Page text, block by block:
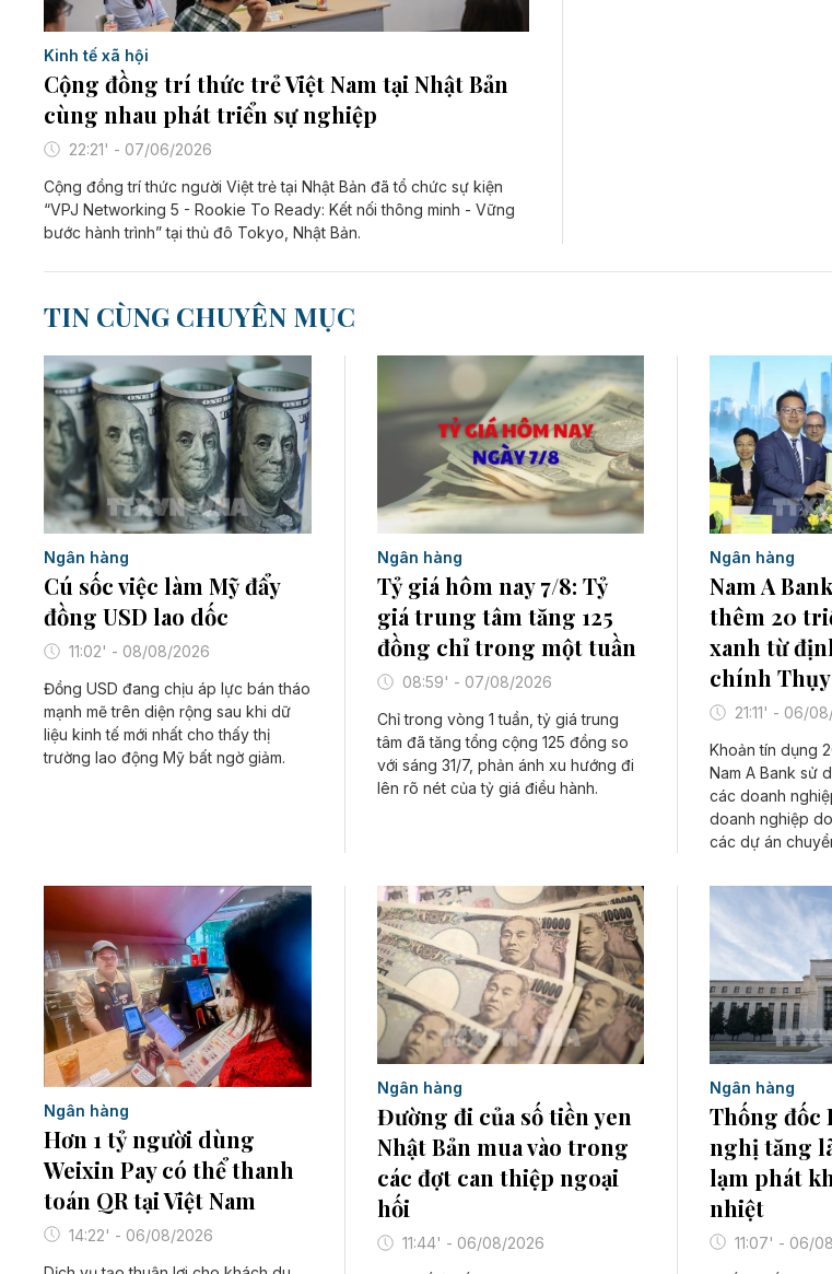
Kinh tế xã hội
Cộng đồng trí thức trẻ Việt Nam tại Nhật Bản
cùng nhau phát triển sự nghiệp
22:21' - 07/06/2026
Cộng đồng trí thức người Việt trẻ tại Nhật Bản đã tổ chức sự kiện
“VPJ Networking 5 - Rookie To Ready: Kết nối thông minh - Vững
bước hành trình” tại thủ đô Tokyo, Nhật Bản.
TIN CÙNG CHUYÊN MỤC
Ngân hàng
Cú sốc việc làm Mỹ đẩy
đồng USD lao dốc
11:02' - 08/08/2026
Đồng USD đang chịu áp lực bán tháo
mạnh mẽ trên diện rộng sau khi dữ
liệu kinh tế mới nhất cho thấy thị
trường lao động Mỹ bất ngờ giảm.
Ngân hàng
Tỷ giá hôm nay 7/8: Tỷ
giá trung tâm tăng 125
đồng chỉ trong một tuần
08:59' - 07/08/2026
Chỉ trong vòng 1 tuần, tỷ giá trung
tâm đã tăng tổng cộng 125 đồng so
với sáng 31/7, phản ánh xu hướng đi
lên rõ nét của tỷ giá điều hành.
Ngân hàng
Nam A
thêm 20
xanh từ
chính
21:11' - 06/
Khoản tín dụng
Nam A Bank sử
các doanh
doanh nghiệp
các dự án
Ngân hàng
Hơn 1 tỷ người dùng
Weixin Pay có thể thanh
toán QR tại Việt Nam
14:22' - 06/08/2026
Ngân hàng
Đường đi của số tiền yen
Nhật Bản mua vào trong
các đợt can thiệp ngoại
hối
11:44' - 06/08/2026
Ngân hàng
Thống đốc
nghị tăng
lạm phát
nhiệt
11:07' - 06/